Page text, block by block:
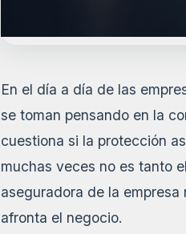
En el día a día de las
se toman pensando en la
cuestiona si la protección
muchas veces no es tanto
aseguradora de la
afronta el negocio.